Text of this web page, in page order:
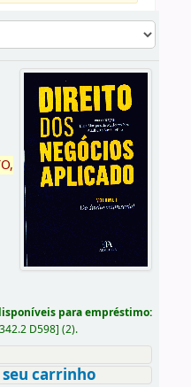
para empréstimo:
342.2 D598] (2).
carrinho